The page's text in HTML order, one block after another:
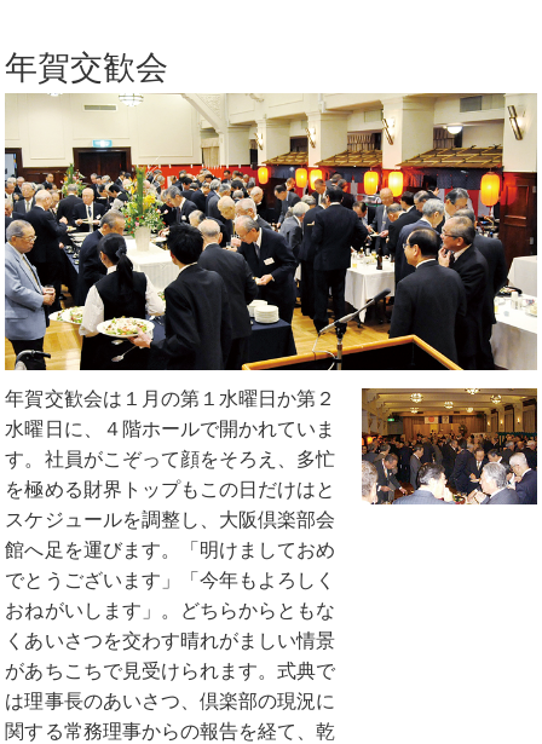
年賀交歓会
年賀交歓会は１月の第１水曜日か第２
水曜日に、４階ホールで開かれていま
す。社員がこぞって顔をそろえ、多忙
を極める財界トップもこの日だけはと
スケジュールを調整し、大阪倶楽部会
館へ足を運びます。「明けましておめ
でとうございます」「今年もよろしく
おねがいします」。どちらからともな
くあいさつを交わす晴れがましい情景
があちこちで見受けられます。式典で
は理事長のあいさつ、倶楽部の現況に
関する常務理事からの報告を経て、乾